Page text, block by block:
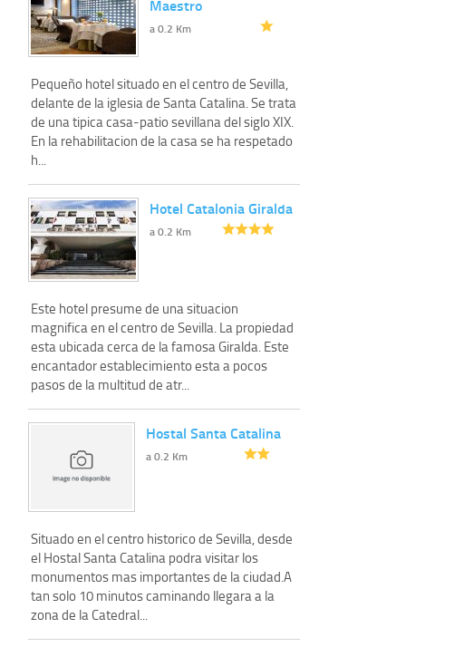
Maestro
a 0.2 Km
Pequeño hotel situado en el centro de Sevilla,
delante de la iglesia de Santa Catalina. Se trata
de una tipica casa-patio sevillana del siglo XIX.
En la rehabilitacion de la casa se ha respetado
h...
Hotel Catalonia Giralda
a 0.2 Km
Este hotel presume de una situacion
magnifica en el centro de Sevilla. La propiedad
esta ubicada cerca de la famosa Giralda. Este
encantador establecimiento esta a pocos
pasos de la multitud de atr...
Hostal Santa Catalina
a 0.2 Km
Situado en el centro historico de Sevilla, desde
el Hostal Santa Catalina podra visitar los
monumentos mas importantes de la ciudad.A
tan solo 10 minutos caminando llegara a la
zona de la Catedral...